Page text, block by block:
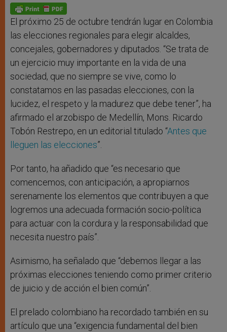
p
p
g
e
r
o
k
El próximo 25 de octubre tendrán lugar en Colombia
las elecciones regionales para elegir alcaldes,
concejales, gobernadores y diputados. “Se trata de
un ejercicio muy importante en la vida de una
sociedad, que no siempre se vive, como lo
constatamos en las pasadas elecciones, con la
lucidez, el respeto y la madurez que debe tener”, ha
afirmado el arzobispo de Medellín, Mons. Ricardo
Tobón Restrepo, en un editorial titulado “Antes que
lleguen las elecciones”.
Por tanto, ha añadido que “es necesario que
comencemos, con anticipación, a apropiarnos
serenamente los elementos que contribuyen a que
logremos una adecuada formación socio-política
para actuar con la cordura y la responsabilidad que
necesita nuestro país”.
Asimismo, ha señalado que “debemos llegar a las
próximas elecciones teniendo como primer criterio
de juicio y de acción el bien común”.
El prelado colombiano ha recordado también en su
artículo que una “exigencia fundamental del bien